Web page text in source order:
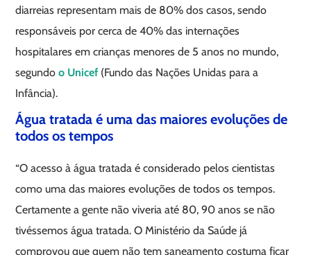
diarreias representam mais de 80% dos casos, sendo
responsáveis por cerca de 40% das internações
hospitalares em crianças menores de 5 anos no mundo,
segundoo Unicef(Fundo das Nações Unidas para a
Infância).
Água tratada é uma das maiores evoluções de
todos os tempos
“O acesso à água tratada é considerado pelos cientistas
como uma das maiores evoluções de todos os tempos.
Certamente a gente não viveria até 80, 90 anos se não
tivéssemos água tratada. O Ministério da Saúde já
comprovou que quem não tem saneamento costuma ficar